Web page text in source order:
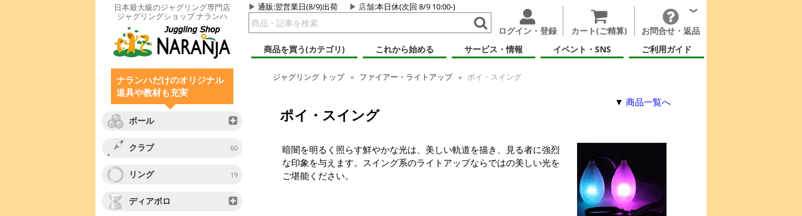
日本最大級のジャグリング専門店
ジャグリングショップ ナランハ
通販:翌営業日(8/9)出荷 店舗:本日休(次回 8/9 10:00-)
ログイン・登録 カート(ご精算)
お問合せ・返品
商品を買う(カテゴリ)
これから始める サービス・情報 イベント・SNS ご利用ガイド
ナランハだけのオリジナル
道具や教材も充実
ボール
クラブ 60
リング 19
ディアボロ
ジャグリング トップ ファイアー・ライトアップ ポイ・スイング
ポイ・スイング
▼ 商品一覧へ
暗闇を明るく照らす鮮やかな光は、美しい軌道を描き、見る者に強烈
な印象を与えます。スイング系のライトアップならではの美しい光を
ご堪能ください。